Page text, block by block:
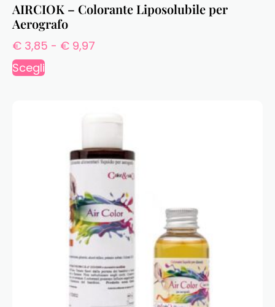
AIRCIOK – Colorante Liposolubile per
Aerografo
€ 3,85 - € 9,97
Scegli